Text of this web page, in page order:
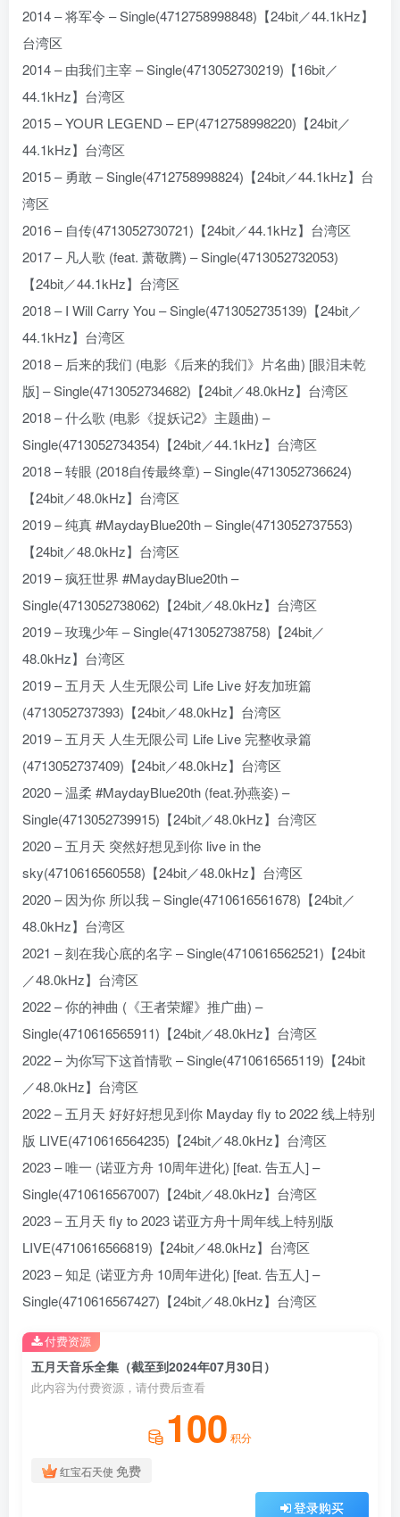
2014 – 将军令 – Single(4712758998848)【24bit／44.1kHz】
台湾区
2014 – 由我们主宰 – Single(4713052730219)【16bit／
44.1kHz】台湾区
2015 – YOUR LEGEND – EP(4712758998220)【24bit／
44.1kHz】台湾区
2015 – 勇敢 – Single(4712758998824)【24bit／44.1kHz】台
湾区
2016 – 自传(4713052730721)【24bit／44.1kHz】台湾区
2017 – 凡人歌 (feat. 萧敬腾) – Single(4713052732053)
【24bit／44.1kHz】台湾区
2018 – I Will Carry You – Single(4713052735139)【24bit／
44.1kHz】台湾区
2018 – 后来的我们 (电影《后来的我们》片名曲) [眼泪未乾
版] – Single(4713052734682)【24bit／48.0kHz】台湾区
2018 – 什么歌 (电影《捉妖记2》主题曲) –
Single(4713052734354)【24bit／44.1kHz】台湾区
2018 – 转眼 (2018自传最终章) – Single(4713052736624)
【24bit／48.0kHz】台湾区
2019 – 纯真 #MaydayBlue20th – Single(4713052737553)
【24bit／48.0kHz】台湾区
2019 – 疯狂世界 #MaydayBlue20th –
Single(4713052738062)【24bit／48.0kHz】台湾区
2019 – 玫瑰少年 – Single(4713052738758)【24bit／
48.0kHz】台湾区
2019 – 五月天 人生无限公司 Life Live 好友加班篇
(4713052737393)【24bit／48.0kHz】台湾区
2019 – 五月天 人生无限公司 Life Live 完整收录篇
(4713052737409)【24bit／48.0kHz】台湾区
2020 – 温柔 #MaydayBlue20th (feat.孙燕姿) –
Single(4713052739915)【24bit／48.0kHz】台湾区
2020 – 五月天 突然好想见到你 live in the
sky(4710616560558)【24bit／48.0kHz】台湾区
2020 – 因为你 所以我 – Single(4710616561678)【24bit／
48.0kHz】台湾区
2021 – 刻在我心底的名字 – Single(4710616562521)【24bit
／48.0kHz】台湾区
2022 – 你的神曲 (《王者荣耀》推广曲) –
Single(4710616565911)【24bit／48.0kHz】台湾区
2022 – 为你写下这首情歌 – Single(4710616565119)【24bit
／48.0kHz】台湾区
2022 – 五月天 好好好想见到你 Mayday fly to 2022 线上特别
版 LIVE(4710616564235)【24bit／48.0kHz】台湾区
2023 – 唯一 (诺亚方舟 10周年进化) [feat. 告五人] –
Single(4710616567007)【24bit／48.0kHz】台湾区
2023 – 五月天 fly to 2023 诺亚方舟十周年线上特别版
LIVE(4710616566819)【24bit／48.0kHz】台湾区
2023 – 知足 (诺亚方舟 10周年进化) [feat. 告五人] –
Single(4710616567427)【24bit／48.0kHz】台湾区
五月天音乐全集（截至到2024年07月30日）
此内容为付费资源，请付费后查看
100 积分
红宝石天使 免费
登录购买
付费资源